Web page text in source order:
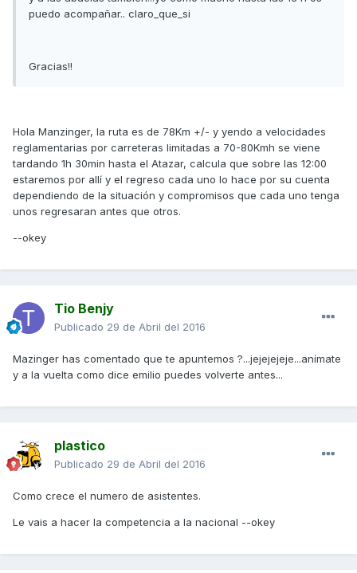
puedo acompañar.. claro_que_si
Gracias!!
Hola Manzinger, la ruta es de 78Km +/- y yendo a velocidades
reglamentarias por carreteras limitadas a 70-80Kmh se viene
tardando 1h 30min hasta el Atazar, calcula que sobre las 12:00
estaremos por allí y el regreso cada uno lo hace por su cuenta
dependiendo de la situación y compromisos que cada uno tenga
unos regresaran antes que otros.
--okey
Tio Benjy
Publicado 29 de Abril del 2016
Mazinger has comentado que te apuntemos ?...jejejejeje...anímate
y a la vuelta como dice emilio puedes volverte antes...
plastico
Publicado 29 de Abril del 2016
Como crece el numero de asistentes.
Le vais a hacer la competencia a la nacional --okey